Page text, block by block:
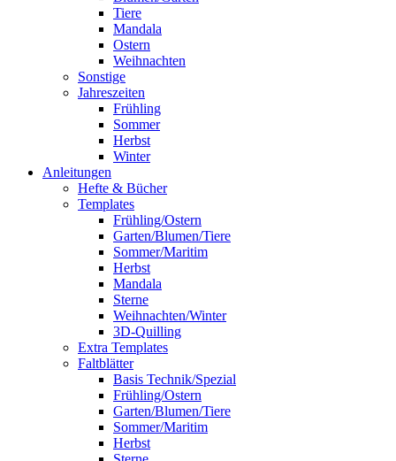
Tiere
Mandala
Ostern
Weihnachten
Sonstige
Jahreszeiten
Frühling
Sommer
Herbst
Winter
Anleitungen
Hefte & Bücher
Templates
Frühling/Ostern
Garten/Blumen/Tiere
Sommer/Maritim
Herbst
Mandala
Sterne
Weihnachten/Winter
3D-Quilling
Extra Templates
Faltblätter
Basis Technik/Spezial
Frühling/Ostern
Garten/Blumen/Tiere
Sommer/Maritim
Herbst